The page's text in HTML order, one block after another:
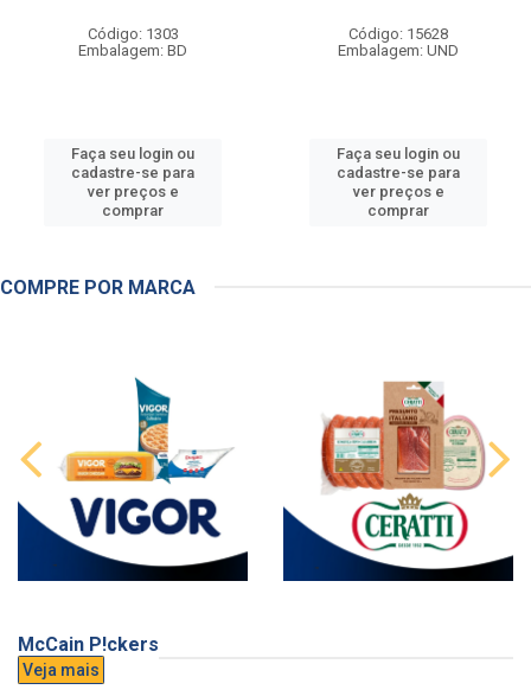
Código: 1303
Embalagem: BD
Faça seu login ou
cadastre-se para
ver preços e
comprar
Código: 15628
Embalagem: UND
Faça seu login ou
cadastre-se para
ver preços e
comprar
COMPRE POR MARCA
McCain P!ckers
Veja mais